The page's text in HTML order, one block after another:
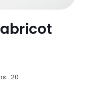
: 20